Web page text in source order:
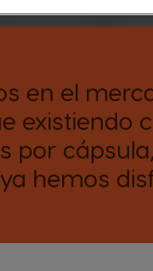
en el
existiendo
por
hemos